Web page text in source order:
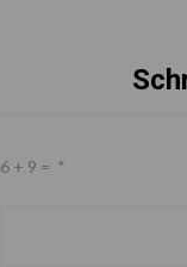
6 + 9 = *